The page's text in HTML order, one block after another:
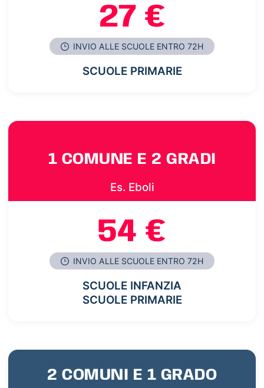
27 €
INVIO ALLE SCUOLE ENTRO 72H
SCUOLE PRIMARIE
1 COMUNE E 2 GRADI
Es. Eboli
54 €
INVIO ALLE SCUOLE ENTRO 72H
SCUOLE INFANZIA
SCUOLE PRIMARIE
2 COMUNI E 1 GRADO